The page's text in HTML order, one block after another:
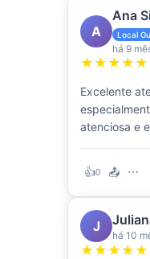
A
Ana
Local
há 9
★★★★★
Excelente
atenciosa e
👍0 📤 ⋯
J
há 10
★★★★★